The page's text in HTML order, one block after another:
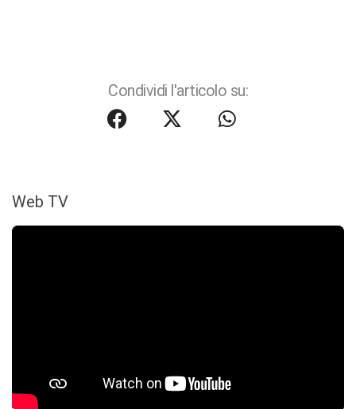
Condividi l'articolo su:
Web TV